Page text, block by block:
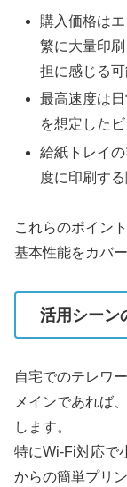
購入価格は
繁に大量印
担に感じる可
最高速度は
を想定した
給紙トレイ
度に印刷す
これらのポイン
基本性能をカバ
活用シーン
自宅でのテレワ
メインであれば
します。
特にWi-Fi対応で
からの簡単プリ